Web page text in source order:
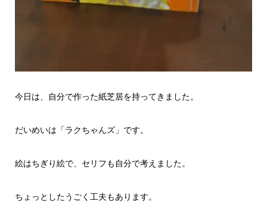
今日は、自分で作った紙芝居を持ってきました。
だいめいは「ラクちゃんズ」です。
絵はちぎり絵で、セリフも自分で考えました。
ちょっとしたうごく工夫もあります。